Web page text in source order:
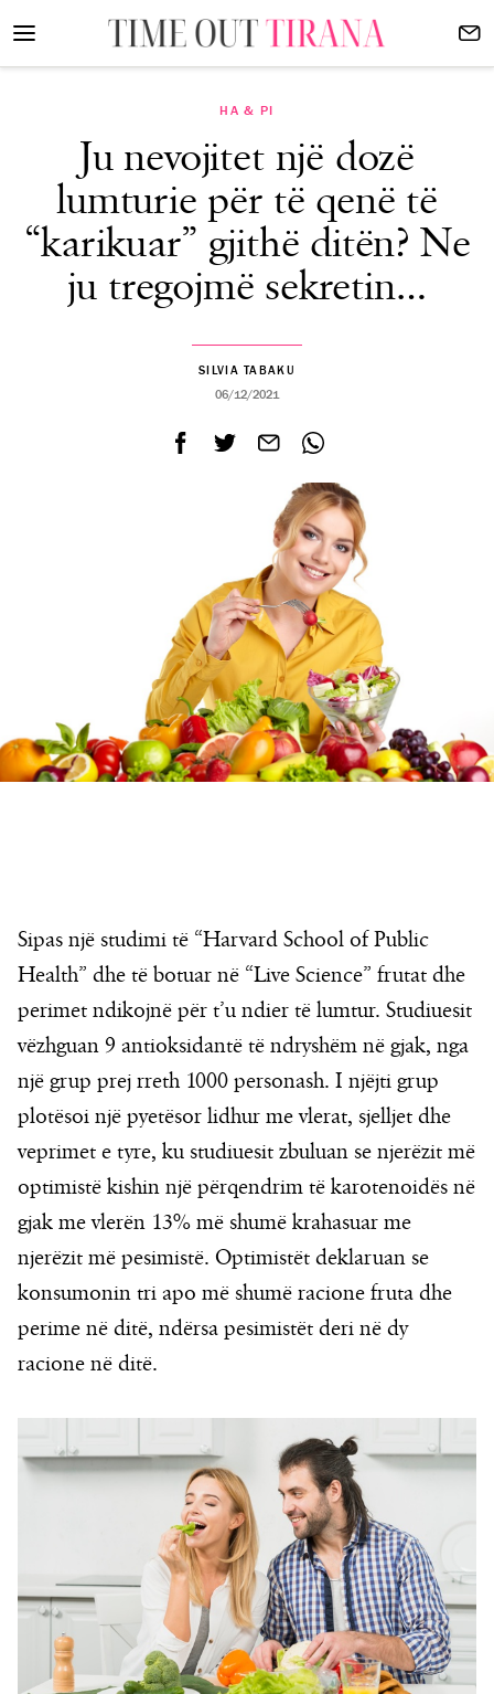
HA & PI
Ju nevojitet një dozë
lumturie për të qenë të
“karikuar” gjithë ditën? Ne
ju tregojmë sekretin…
SILVIA TABAKU
06/12/2021
Sipas një studimi të “Harvard School of Public
Health” dhe të botuar në “Live Science” frutat dhe
perimet ndikojnë për t’u ndier të lumtur. Studiuesit
vëzhguan 9 antioksidantë të ndryshëm në gjak, nga
një grup prej rreth 1000 personash. I njëjti grup
plotësoi një pyetësor lidhur me vlerat, sjelljet dhe
veprimet e tyre, ku studiuesit zbuluan se njerëzit më
optimistë kishin një përqendrim të karotenoidës në
gjak me vlerën 13% më shumë krahasuar me
njerëzit më pesimistë. Optimistët deklaruan se
konsumonin tri apo më shumë racione fruta dhe
perime në ditë, ndërsa pesimistët deri në dy
racione në ditë.